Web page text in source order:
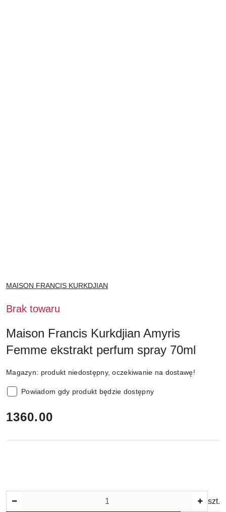
NAZWA
PRODUCENTA:
MAISON FRANCIS KURKDJIAN
Brak towaru
Maison Francis Kurkdjian Amyris
Femme ekstrakt perfum spray 70ml
Magazyn: produkt niedostępny, oczekiwanie na dostawę!
Powiadom gdy produkt będzie dostępny
cena:
1360.00
szt.